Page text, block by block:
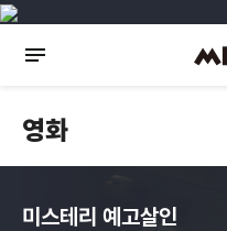
영화
미스테리 예고살인